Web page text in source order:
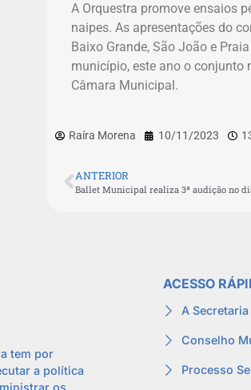
A Orquestra promove ensaios
naipes. As apresentações do
Baixo Grande, São João e
município, este ano o
Câmara Municipal.
Raíra Morena 10/11/2023
ANTERIOR
Ballet Municipal realiza 3ª audição no
tem por
a política
os
ACESSO
A Secretaria
Conselho
Processo